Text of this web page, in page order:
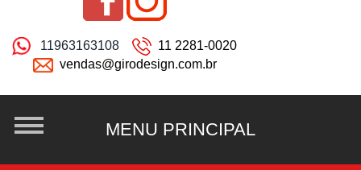
11963163108
11 2281-0020
vendas@girodesign.com.br